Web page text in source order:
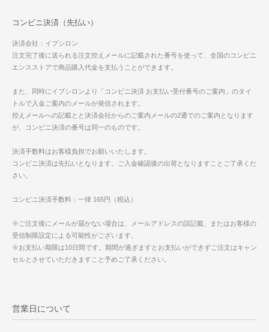
コンビニ決済（先払い）
決済会社：イプシロン
注文完了後に送られる注文控えメールに記載された番号を使って、全国のコンビニ
エンスストアで商品購入代金を支払うことができます。
また、同時にイプシロンより「コンビニ決済 お支払い受付番号のご案内」のタイ
トルで入金ご案内のメールが発信されます。
控えメールへの記載とと決済会社からのご案内メールの2通でのご案内となります
が、コンビニ決済の番号は同一のものです。
決済手数料はお客様負担でお願いいたします。
コンビニ決済は先払いとなります。ご入金確認後の出荷となりますことご了承くだ
さい。
コンビニ決済手数料：一律 165円（税込）
※ご注文後にメールが届かない場合は、メールアドレスの誤記載、またはお客様の
受信制限設定による可能性がございます。
※お支払い期限は10日間です。期間が過ぎますとお支払いができずご注文はキャン
セルとさせていただきますこと予めご了承ください。
営業日について